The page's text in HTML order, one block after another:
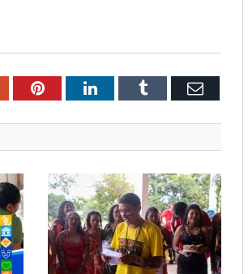
PinterestLinkedInTumblr Email